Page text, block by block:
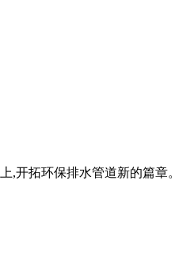
,开拓环保排水管道新的篇章。